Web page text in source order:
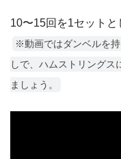
10〜15回を1セットと
※動画ではダンベルを
しで、ハムストリングス
ましょう。